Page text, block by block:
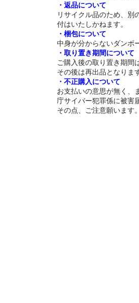
・返品について
リサイクル品のため、別
付はいたしかねます。
・梱包について
中身が分からないダンボ
・取り置き期間について
ご購入後の取り置き期間
その後は再出品となります
・不正購入について
お支払いの意思が無く、
庁サイバー犯罪係に被害
その点、ご注意願います。